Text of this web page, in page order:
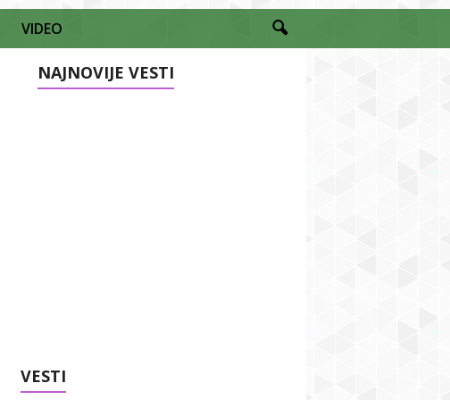
VIDEO
NAJNOVIJE VESTI
VESTI